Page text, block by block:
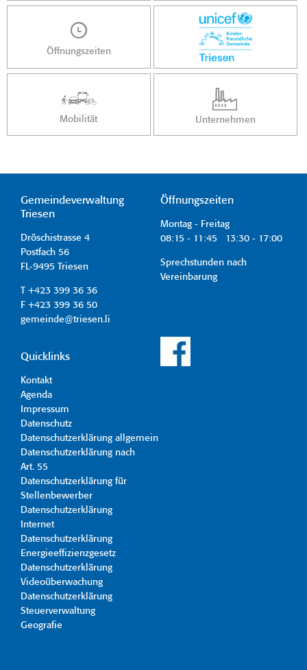
Öffnungszeiten
Mobilität Unternehmen
Gemeindeverwaltung
Triesen
Dröschistrasse 4
Postfach 56
FL-9495 Triesen
T +423 399 36 36
F +423 399 36 50
gemeinde@triesen.li
Öffnungszeiten
Montag - Freitag
08:15 - 11:45 13:30 - 17:00
Sprechstunden nach
Vereinbarung
Quicklinks
Kontakt
Agenda
Impressum
Datenschutz
Datenschutzerklärung allgemein
Datenschutzerklärung nach
Art. 55
Datenschutzerklärung für
Stellenbewerber
Datenschutzerklärung
Internet
Datenschutzerklärung
Energieeffizienzgesetz
Datenschutzerklärung
Videoüberwachung
Datenschutzerklärung
Steuerverwaltung
Geografie